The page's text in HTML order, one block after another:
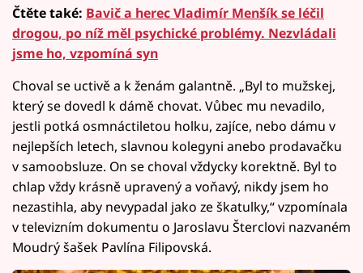
Čtěte také: Bavič a herec Vladimír Menšík se léčil
drogou, po níž měl psychické problémy. Nezvládali
jsme ho, vzpomíná syn
Choval se uctivě a k ženám galantně. „Byl to mužskej,
který se dovedl k dámě chovat. Vůbec mu nevadilo,
jestli potká osmnáctiletou holku, zajíce, nebo dámu v
nejlepších letech, slavnou kolegyni anebo prodavačku
v samoobsluze. On se choval vždycky korektně. Byl to
chlap vždy krásně upravený a voňavý, nikdy jsem ho
nezastihla, aby nevypadal jako ze škatulky,“ vzpomínala
v televizním dokumentu o Jaroslavu Šterclovi nazvaném
Moudrý šašek Pavlína Filipovská.